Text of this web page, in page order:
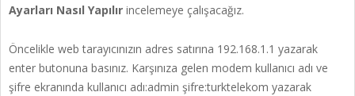
Ayarları Nasıl Yapılır incelemeye çalışacağız.
Öncelikle web tarayıcınızın adres satırına 192.168.1.1 yazarak
enter butonuna basınız. Karşınıza gelen modem kullanıcı adı ve
şifre ekranında kullanıcı adı:admin şifre:turktelekom yazarak